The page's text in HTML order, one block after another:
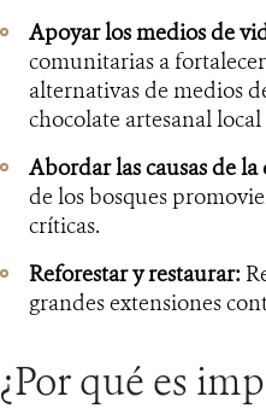
Apoyar los medios de
comunitarias a
alternativas de medios
chocolate artesanal
Abordar las causas de
de los bosques
críticas.
Reforestar y restaurar:
grandes extensiones
¿Por qué es